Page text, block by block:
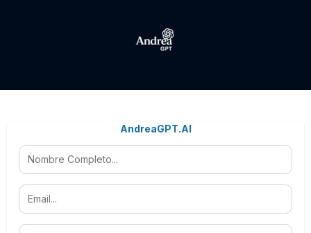
AndreaGPT.AI